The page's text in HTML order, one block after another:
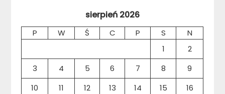
sierpień 2026
P W Ś C P S
N
1
2
3
4 5 6 7 8
9
10
11 12 13 14 15
16